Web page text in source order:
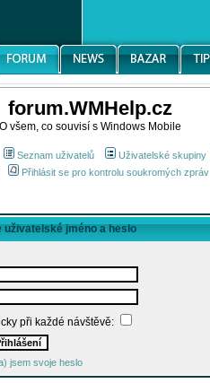
forum.WMHelp.cz
O všem, co souvisí s Windows Mobile
Seznam uživatelů Uživatelské skupiny
Přihlásit se pro kontrolu soukromých zpráv
uživatelské jméno a heslo
při každé návštěvě:
jsem svoje heslo